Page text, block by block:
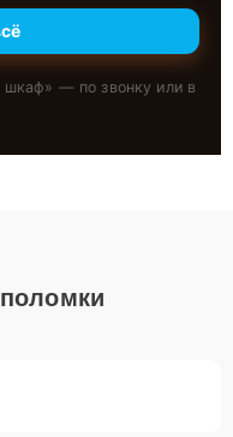
шкаф» — по звонку или в